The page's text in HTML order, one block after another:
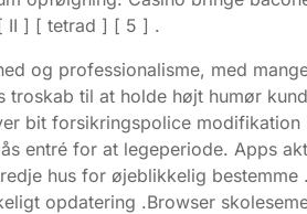
II ] [ tetrad ] [ 5 ] .
og professionalisme, med
troskab til at holde højt humør
bit forsikringspolice
entré for at legeperiode. Apps
hus for øjeblikkelig
opdatering .Browser